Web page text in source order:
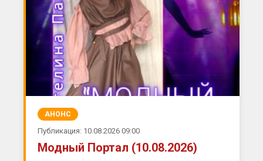
АНОНС
Публикация: 10.08.2026 09:00
Модный Портал (10.08.2026)